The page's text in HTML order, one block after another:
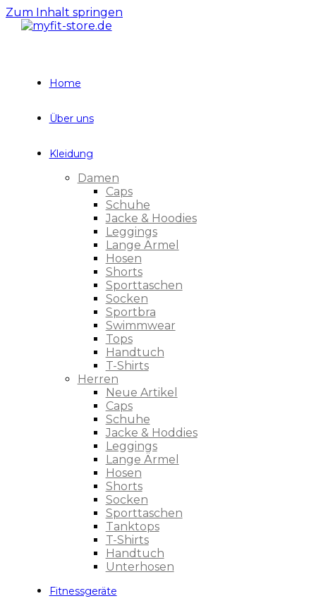
Zum Inhalt springen
Home
Über uns
Kleidung
Damen
Caps
Schuhe
Jacke & Hoodies
Leggings
Lange Ärmel
Hosen
Shorts
Sporttaschen
Socken
Sportbra
Swimmwear
Tops
Handtuch
T-Shirts
Herren
Neue Artikel
Caps
Schuhe
Jacke & Hoddies
Leggings
Lange Ärmel
Hosen
Shorts
Socken
Sporttaschen
Tanktops
T-Shirts
Handtuch
Unterhosen
Fitnessgeräte